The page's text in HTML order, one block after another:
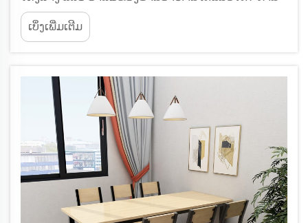
ນຳສະເໜີບົດບາດຂອງເຟີນີເຈີໃນພື້ນທີ່ຮັບປະທານອາຫານ
ເມື່ອຄົນຄິດເຖິງຮ້ານອາຫານ ຮູບພາບທຳອິດທີ່ມັກຈະ
ເກີດຂຶ້ນໃນໃຈມັກຈະເປັນເມນູ, ລົດຊາດອາຫານ, ຫຼື...
ເບິ່ງເພີ່ມເຕີມ